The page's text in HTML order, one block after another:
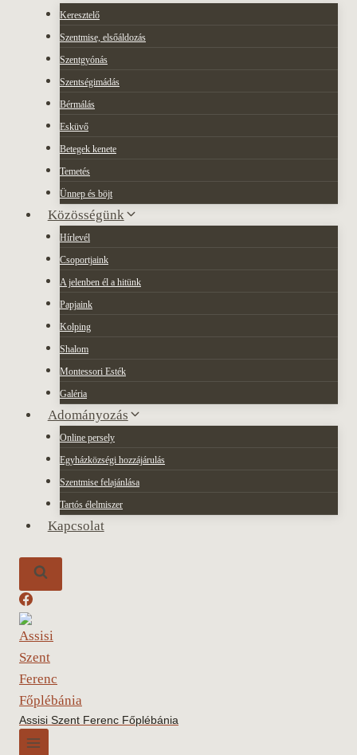
Keresztelő
Szentmise, elsőáldozás
Szentgyónás
Szentségimádás
Bérmálás
Esküvő
Betegek kenete
Temetés
Ünnep és böjt
Közösségünk
Hírlevél
Csoportjaink
A jelenben él a hitünk
Papjaink
Kolping
Shalom
Montessori Esték
Galéria
Adományozás
Online persely
Egyházközségi hozzájárulás
Szentmise felajánlása
Tartós élelmiszer
Kapcsolat
Assisi Szent Ferenc Főplébánia